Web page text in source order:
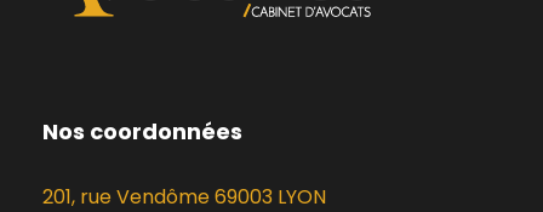
Nos coordonnées
201, rue Vendôme 69003 LYON